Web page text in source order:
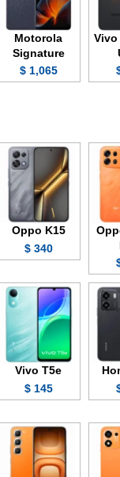
Vivo
Motorola
Signature
1,065 $
Oppo K15
340 $
Vivo T5e
145 $